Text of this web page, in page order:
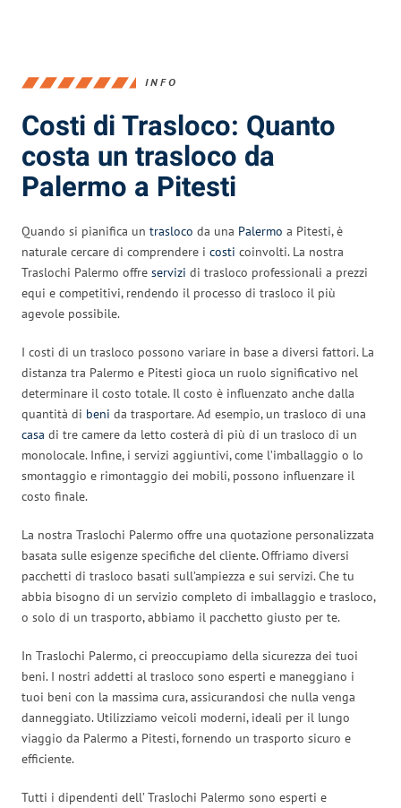
INFO
Costi di Trasloco: Quanto
costa un trasloco da
Palermo a Pitesti
Quando si pianifica un trasloco da una Palermo a Pitesti, è
naturale cercare di comprendere i costi coinvolti. La nostra
Traslochi Palermo offre servizi di trasloco professionali a prezzi
equi e competitivi, rendendo il processo di trasloco il più
agevole possibile.
I costi di un trasloco possono variare in base a diversi fattori. La
distanza tra Palermo e Pitesti gioca un ruolo significativo nel
determinare il costo totale. Il costo è influenzato anche dalla
quantità di beni da trasportare. Ad esempio, un trasloco di una
casa di tre camere da letto costerà di più di un trasloco di un
monolocale. Infine, i servizi aggiuntivi, come l’imballaggio o lo
smontaggio e rimontaggio dei mobili, possono influenzare il
costo finale.
La nostra Traslochi Palermo offre una quotazione personalizzata
basata sulle esigenze specifiche del cliente. Offriamo diversi
pacchetti di trasloco basati sull’ampiezza e sui servizi. Che tu
abbia bisogno di un servizio completo di imballaggio e trasloco,
o solo di un trasporto, abbiamo il pacchetto giusto per te.
In Traslochi Palermo, ci preoccupiamo della sicurezza dei tuoi
beni. I nostri addetti al trasloco sono esperti e maneggiano i
tuoi beni con la massima cura, assicurandosi che nulla venga
danneggiato. Utilizziamo veicoli moderni, ideali per il lungo
viaggio da Palermo a Pitesti, fornendo un trasporto sicuro e
efficiente.
Tutti i dipendenti dell’ Traslochi Palermo sono esperti e